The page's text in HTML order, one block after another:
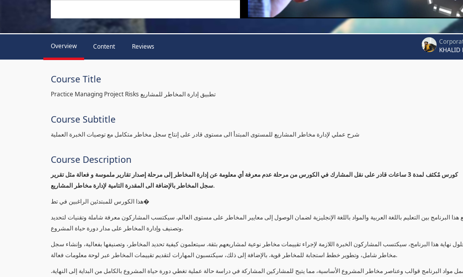
Overview Content Reviews
KHALID
Course Title
Practice Managing Project Risks تطبيق إدارة المخاطر للمشاريع
Course Subtitle
شرح عملي لإدارة مخاطر المشاريع للمستوى المبتدأ الى مستوى قادر على إنتاج سجل مخاطر متكامل مع توصيات الخبرة العملية
Course Description
كورس مٌكثف لمدة 3 ساعات قادر على نقل المشارك في الكورس من مرحلة عدم معرفة أي معلومة عن إدارة المخاطر إلى مرحلة إصدار تقارير ملموسة و فعالة مثل تقرير
سجل المخاطر بالإضافة الى المقدرة التامية لإدارة مخاطر المشاريع.
هذا الكورس للمبتدئين الراغبين في تط�
هذا البرنامج بين التعليم باللغة العربية والمواد باللغة الإنجليزية لضمان الوصول إلى معايير المخاطر على مستوى العالم. سيكتسب المشاركون معرفة شاملة وتقنيات لتحديد
وتصنيف وإدارة المخاطر على مدار دورة حياة المشروع.
نهاية هذا البرنامج، سيكتسب المشاركون الخبرة اللازمة لإجراء تقييمات مخاطر نوعية لمشاريعهم بثقة. سيتعلمون كيفية تحديد المخاطر، وتصنيفها بفعالية، وإنشاء سجل
مخاطر شامل، وتطوير خطط استجابة للمخاطر قوية. بالإضافة إلى ذلك، سيكتسبون المهارات لتقديم تقييمات المخاطر عبر لوحة معلومات فعالة.
مواد البرنامج قوالب وعناصر مخاطر المشروع الأساسية، مما يتيح للمشاركين المشاركة في دراسة حالة عملية تغطي دورة حياة المشروع بالكامل من البداية إلى النهاية.